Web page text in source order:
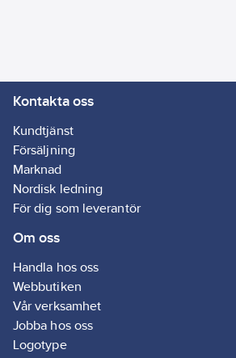
Termisk konduktivitet
(λ-värde) 0,037 vid
50°C för utvändig
diameter upp till 268
mm. Termisk
0,039 vid 50°C när
den utvändiga
diametern är större än
268 mm.
Artikelnr: 47026114
Lev. artikelnr:
Kontakta oss
Kundtjänst
Försäljning
Marknad
Nordisk ledning
För dig som leverantör
Om oss
Handla hos oss
Webbutiken
Vår verksamhet
Jobba hos oss
Logotype